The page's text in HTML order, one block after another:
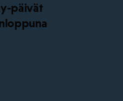
päivät